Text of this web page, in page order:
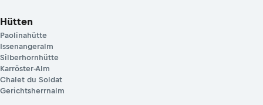
Hütten
Paolinahütte
Issenangeralm
Silberhornhütte
Karröster-Alm
Chalet du Soldat
Gerichtsherrnalm